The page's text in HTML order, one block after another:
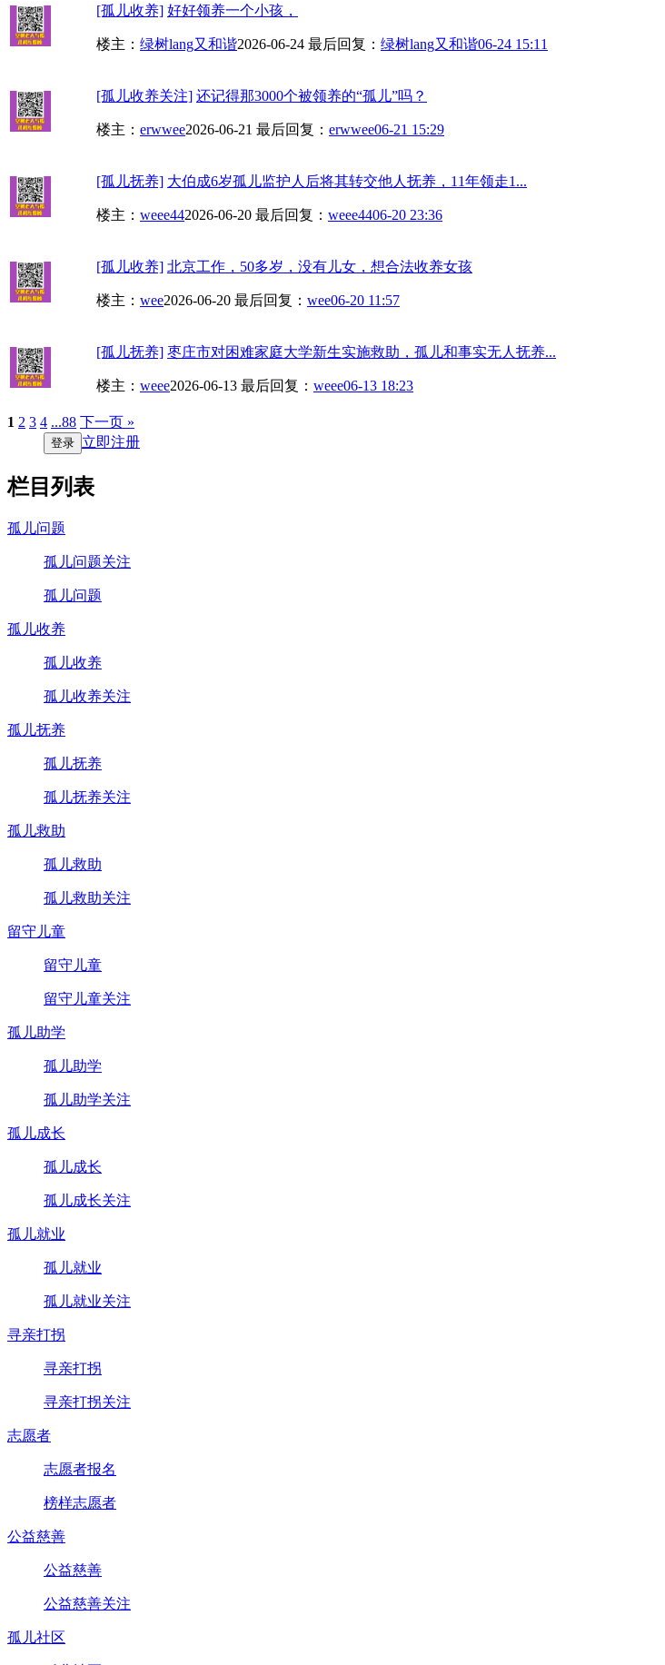
[孤儿收养] 好好领养一个小孩，
楼主： 绿树lang又和谐2026-06-24 最后回复： 绿树lang又和谐06-24 15:11
[孤儿收养关注] 还记得那3000个被领养的“孤儿”吗？
楼主： erwwee2026-06-21 最后回复： erwwee06-21 15:29
[孤儿抚养] 大伯成6岁孤儿监护人后将其转交他人抚养，11年领走1...
楼主： weee442026-06-20 最后回复： weee4406-20 23:36
[孤儿收养] 北京工作，50多岁，没有儿女，想合法收养女孩
楼主： wee2026-06-20 最后回复： wee06-20 11:57
[孤儿抚养] 枣庄市对困难家庭大学新生实施救助，孤儿和事实无人抚养...
楼主： weee2026-06-13 最后回复： weee06-13 18:23
1 2 3 4 ...88 下一页 »
登录 立即注册
栏目列表
孤儿问题
孤儿问题关注
孤儿问题
孤儿收养
孤儿收养
孤儿收养关注
孤儿抚养
孤儿抚养
孤儿抚养关注
孤儿救助
孤儿救助
孤儿救助关注
留守儿童
留守儿童
留守儿童关注
孤儿助学
孤儿助学
孤儿助学关注
孤儿成长
孤儿成长
孤儿成长关注
孤儿就业
孤儿就业
孤儿就业关注
寻亲打拐
寻亲打拐
寻亲打拐关注
志愿者
志愿者报名
榜样志愿者
公益慈善
公益慈善
公益慈善关注
孤儿社区